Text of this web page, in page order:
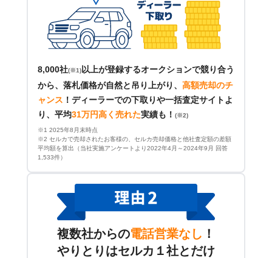
8,000社(※1) 以上が登録するオークションで競り合う
から、落札価格が自然と吊り上がり、 高額売却のチ
ャンス ！ ディーラーでの下取りや一括査定サイトよ
り、平均31万円高く売れた実績も！ (※2)
※1 2025年8月末時点
※2 セルカで売却されたお客様の、セルカ売却価格と他社査定額の差額
平均額を算出（当社実施アンケートより2022年4月～2024年9月 回答
1,533件）
複数社からの電話営業なし ！
やりとりはセルカ１社とだけ